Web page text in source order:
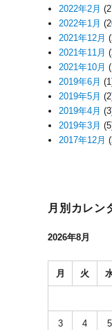
2022年2月
2022年1月
2021年12月
2021年11月
2021年10月
2019年6月
2019年5月
2019年4月
2019年3月
2017年12月
月別カレン
2026年8月
月 火
3 4 5